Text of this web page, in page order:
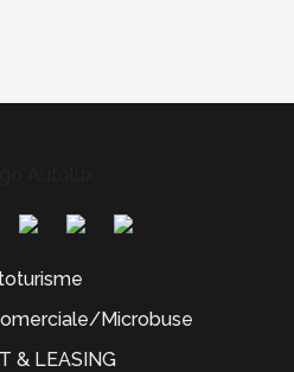
Microbuse
& LEASING